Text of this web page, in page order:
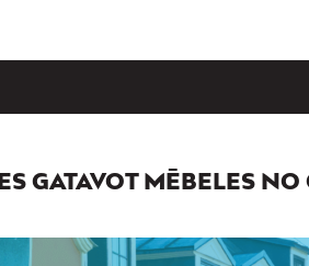
GATAVOT MĒBELES